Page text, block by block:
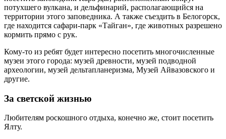
потухшего вулкана, и дельфинарий, располагающийся на
территории этого заповедника. А также съездить в Белогорск,
где находится сафари-парк «Тайган», где животных разрешено
кормить прямо с рук.
Кому-то из ребят будет интересно посетить многочисленные
музеи этого города: музей древности, музей подводной
археологии, музей дельтапланеризма, Музей Айвазовского и
другие.
За светской жизнью
Любителям роскошного отдыха, конечно же, стоит посетить
Ялту.